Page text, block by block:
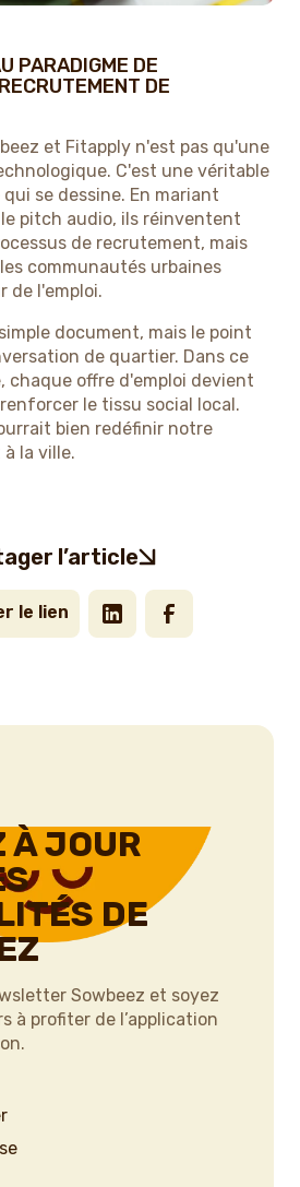
PARADIGME DE
DE
et Fitapply n'est pas qu'une
C'est une véritable
se dessine. En mariant
pitch audio, ils réinventent
de recrutement, mais
communautés urbaines
de l'emploi.
document, mais le point
de quartier. Dans ce
chaque offre d'emploi devient
le tissu social local.
bien redéfinir notre
la ville.
l’article
le lien
À JOUR
DE
Sowbeez et soyez
à profiter de l’application